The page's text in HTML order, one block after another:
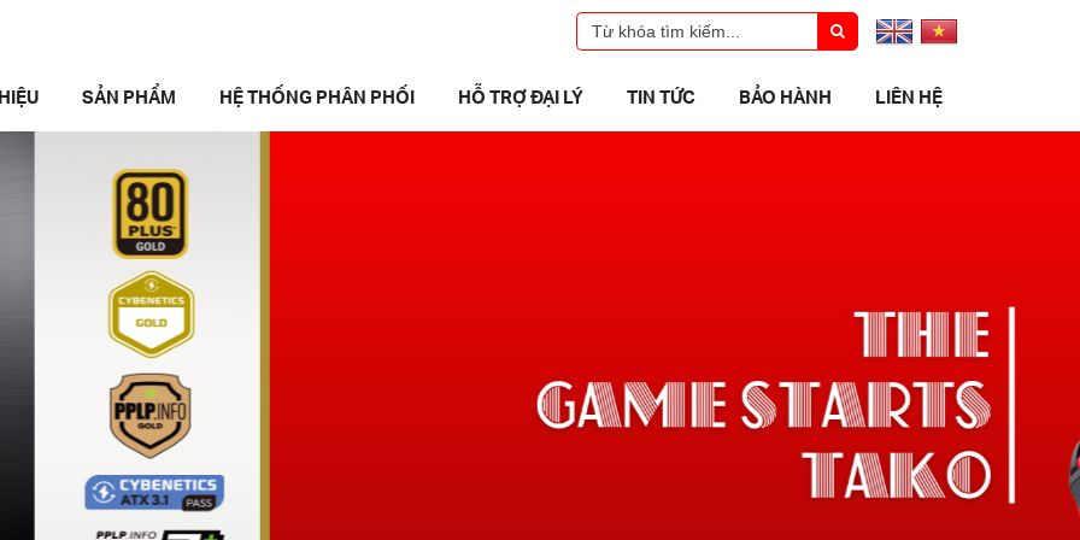
SẢN PHẨM HỆ THỐNG PHÂN PHỐI HỖ TRỢ ĐẠI LÝ TIN TỨC BẢO HÀNH LIÊN HỆ